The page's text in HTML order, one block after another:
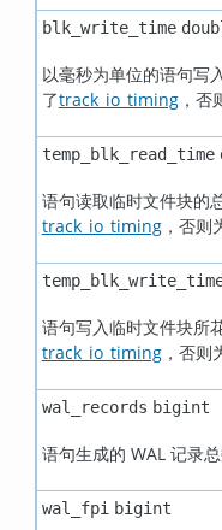
blk_write_time
以毫秒为单位的语句写
了track_io_timing，否
temp_blk_read_time
语句读取临时文件块的
track_io_timing，否则
语句写入临时文件块所
track_io_timing，否则
wal_records bigint
语句生成的 WAL 记录
wal_fpi bigint